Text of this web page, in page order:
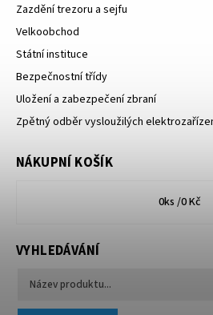
Zazdění trezoru a sejfu
Velkoobchod
Státní instituce
Bezpečnostní třídy
Uložení a zabezpečení zbraní
Zpětný odběr vysloužilých
NÁKUPNÍ KOŠÍK
0ks /0 Kč
VYHLEDÁVÁNÍ